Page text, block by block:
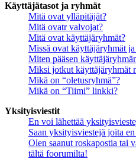
Käyttäjätasot ja ryhmät
Mitä ovat ylläpitäjät?
Mitä ovatr valvojat?
Mitä ovat käyttäjäryhmät?
Missä ovat käyttäjäryhmät
Miten pääsen
Miksi jotkut käyttäjäryhmät
Mikä on “oletusryhmä”?
Mikä on “Tiimi” linkki?
Yksityisviestit
En voi lähettää
Saan yksityisviestejä joita
Olen saanut roskapostia tai
tältä foorumilta!